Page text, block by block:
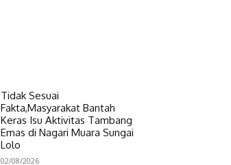
Tidak Sesuai
Fakta,Masyarakat Bantah
Keras Isu Aktivitas Tambang
Emas di Nagari Muara Sungai
Lolo
02/08/2026